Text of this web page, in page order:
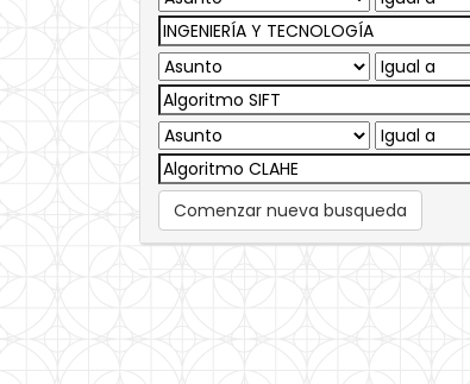
Comenzar nueva busqueda